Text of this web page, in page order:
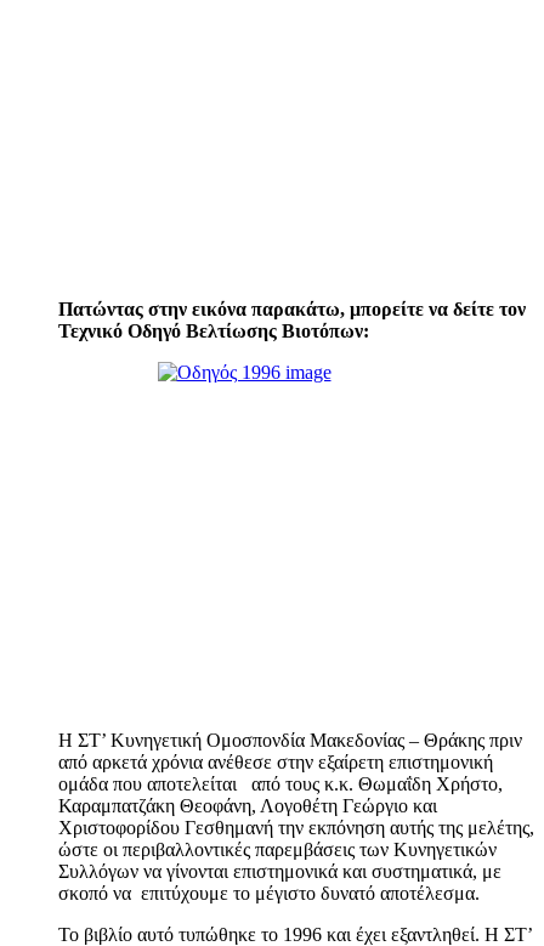
Πατώντας στην εικόνα παρακάτω, μπορείτε να δείτε τον
Τεχνικό Οδηγό Βελτίωσης Βιοτόπων:
Η ΣΤ’ Κυνηγετική Ομοσπονδία Μακεδονίας – Θράκης πριν
από αρκετά χρόνια ανέθεσε στην εξαίρετη επιστημονική
ομάδα που αποτελείται από τους κ.κ. Θωμαΐδη Χρήστο,
Καραμπατζάκη Θεοφάνη, Λογοθέτη Γεώργιο και
Χριστοφορίδου Γεσθημανή την εκπόνηση αυτής της μελέτης,
ώστε οι περιβαλλοντικές παρεμβάσεις των Κυνηγετικών
Συλλόγων να γίνονται επιστημονικά και συστηματικά, με
σκοπό να επιτύχουμε το μέγιστο δυνατό αποτέλεσμα.
Το βιβλίο αυτό τυπώθηκε το 1996 και έχει εξαντληθεί. Η ΣΤ’